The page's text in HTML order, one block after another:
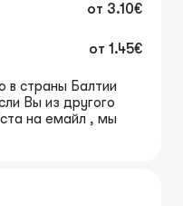
от 3.10€
от 1.45€
в страны Балтии
Вы из другого
на емайл , мы